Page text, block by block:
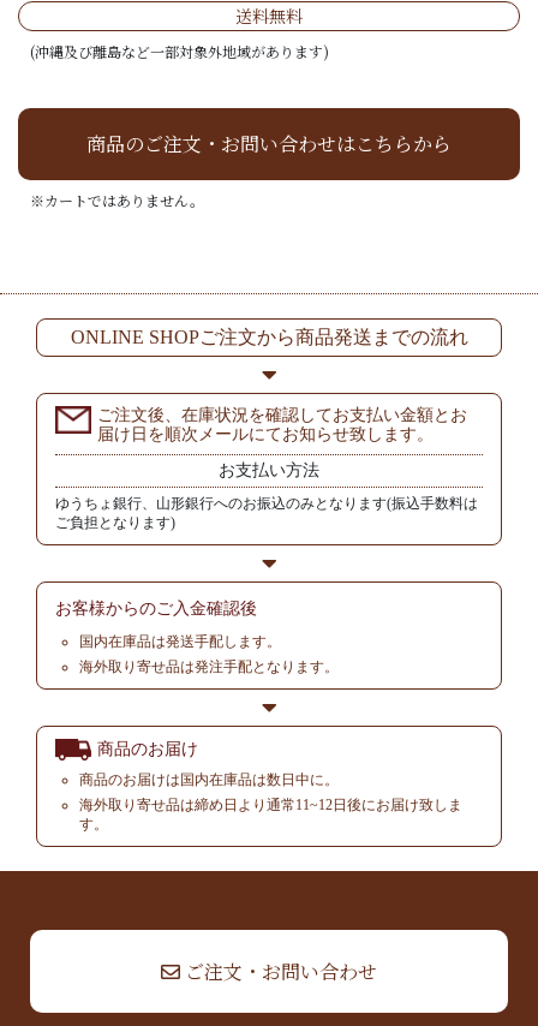
送料無料
(沖縄及び離島など一部対象外地域があります)
商品のご注文・お問い合わせはこちらから
※カートではありません。
ONLINE SHOPご注文から商品発送までの流れ
ご注文後、在庫状況を確認してお支払い金額とお
届け日を順次メールにてお知らせ致します。
お支払い方法
ゆうちょ銀行、山形銀行へのお振込のみとなります(振込手数料は
ご負担となります)
お客様からのご入金確認後
国内在庫品は発送手配します。
海外取り寄せ品は発注手配となります。
商品のお届け
商品のお届けは国内在庫品は数日中に。
海外取り寄せ品は締め日より通常11~12日後にお届け致しま
す。
ご注文・お問い合わせ